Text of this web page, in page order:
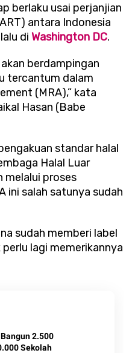
berlaku usai perjanjian
antara Indonesia
diWashington DC.
berdampingan
tercantum dalam
(MRA),” kata
Hasan (Babe
standar halal
Halal Luar
melalui proses
ini salah satunya sudah
sudah memberi label
lagi memerikannya
2.500
Sekolah